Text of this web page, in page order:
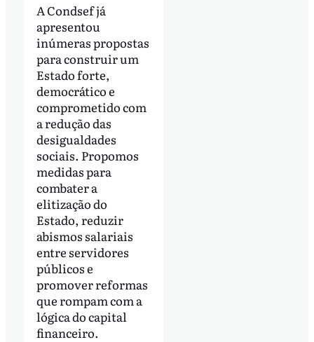
A Condsef já
apresentou
inúmeras propostas
para construir um
Estado forte,
democrático e
comprometido com
a redução das
desigualdades
sociais. Propomos
medidas para
combater a
elitização do
Estado, reduzir
abismos salariais
entre servidores
públicos e
promover reformas
que rompam com a
lógica do capital
financeiro.